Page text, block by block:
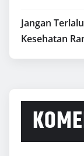
Jangan
Kesehatan